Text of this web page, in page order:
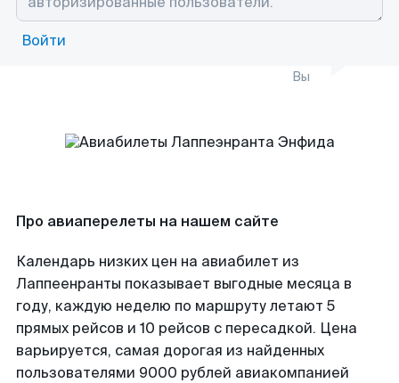
Войти
Вы
Про авиаперелеты на нашем сайте
Календарь низких цен на авиабилет из
Лаппеенранты показывает выгодные месяца в
году, каждую неделю по маршруту летают 5
прямых рейсов и 10 рейсов с пересадкой. Цена
варьируется, самая дорогая из найденных
пользователями 9000 рублей авиакомпанией